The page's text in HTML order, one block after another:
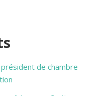
président de chambre